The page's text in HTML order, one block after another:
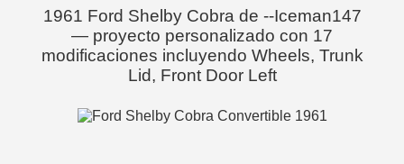
1961 Ford Shelby Cobra de --Iceman147
— proyecto personalizado con 17
modificaciones incluyendo Wheels, Trunk
Lid, Front Door Left